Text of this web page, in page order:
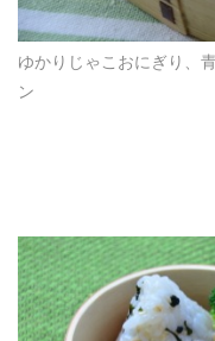
ゆかりじゃこおにぎり、
ン